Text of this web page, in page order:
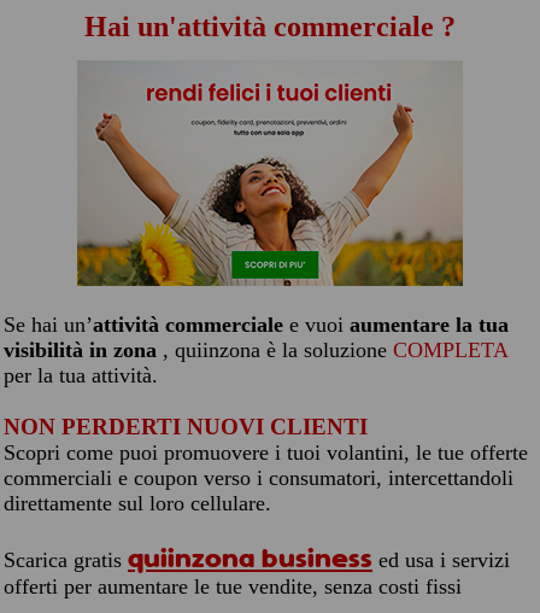
Hai un'attività commerciale ?
Se hai un’attività commerciale e vuoi aumentare la tua
visibilità in zona , quiinzona è la soluzione COMPLETA
per la tua attività.
NON PERDERTI NUOVI CLIENTI
Scopri come puoi promuovere i tuoi volantini, le tue offerte
commerciali e coupon verso i consumatori, intercettandoli
direttamente sul loro cellulare.
Scarica gratis quiinzona business ed usa i servizi
offerti per aumentare le tue vendite, senza costi fissi